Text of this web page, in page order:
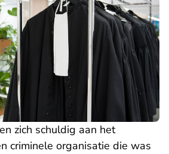
zich schuldig aan het
criminele organisatie die was